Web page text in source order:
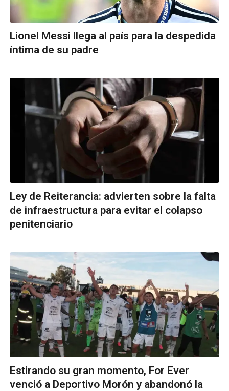
Lionel Messi llega al país para la despedida
íntima de su padre
Ley de Reiterancia: advierten sobre la falta
de infraestructura para evitar el colapso
penitenciario
Estirando su gran momento, For Ever
venció a Deportivo Morón y abandonó la